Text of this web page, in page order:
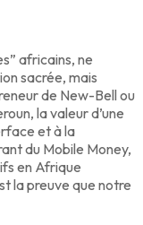
africains, ne
sacrée, mais
de New-Bell ou
la valeur d’une
et à la
du Mobile Money,
en Afrique
la preuve que notre